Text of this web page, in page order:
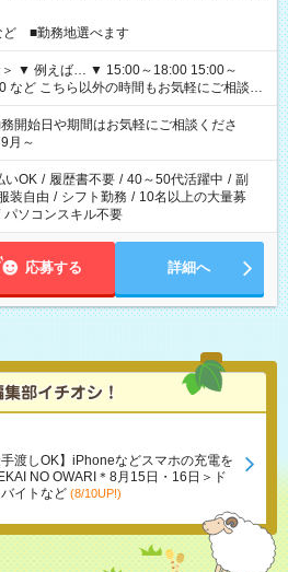
ど ■勤務地選べます
～
軽にご相談く
始日や期間はお気軽にご相談くださ
月～
いOK / 履歴書不要 / 40～50代活躍中 / 副
装自由 / シフト勤務 / 10名以上の大量募
パソコンスキル不要
応募する 詳細へ
手渡しOK】iPhoneなどスマホの充電を
NO OWARI＊8月15日・16日＞ド
イトなど (8/10UP!)